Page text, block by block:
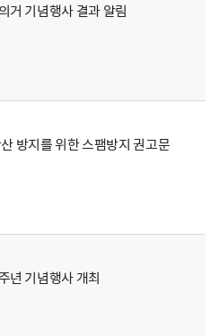
거 기념행사 결과 알림
방지를 위한 스팸방지 권고문
년 기념행사 개최